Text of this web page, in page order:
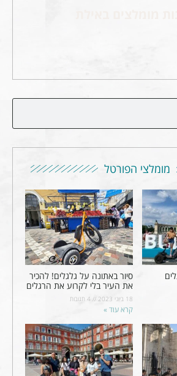
מומלצי הפורטל
סיור באתונה על גלגלים! להכיר
את העיר בלי לקרוע את הרגלים
18 ביוני 2023
קרא עוד »